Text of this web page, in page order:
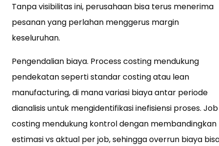
Tanpa visibilitas ini, perusahaan bisa terus menerima
pesanan yang perlahan menggerus margin
keseluruhan.
Pengendalian biaya. Process costing mendukung
pendekatan seperti standar costing atau lean
manufacturing, di mana variasi biaya antar periode
dianalisis untuk mengidentifikasi inefisiensi proses. Job
costing mendukung kontrol dengan membandingkan
estimasi vs aktual per job, sehingga overrun biaya